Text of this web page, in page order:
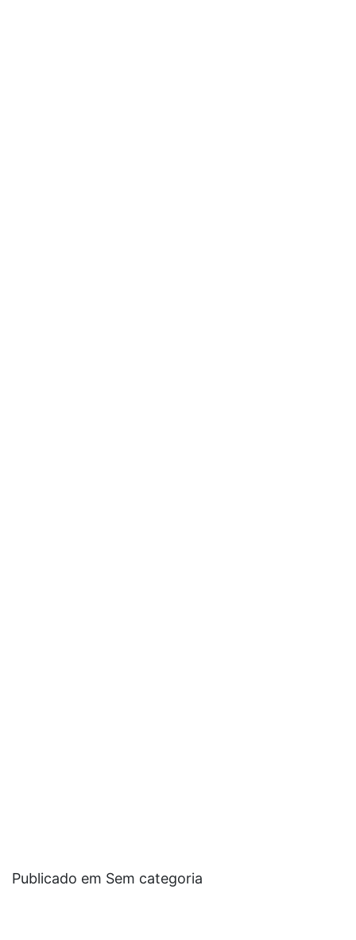
Publicado em Sem categoria